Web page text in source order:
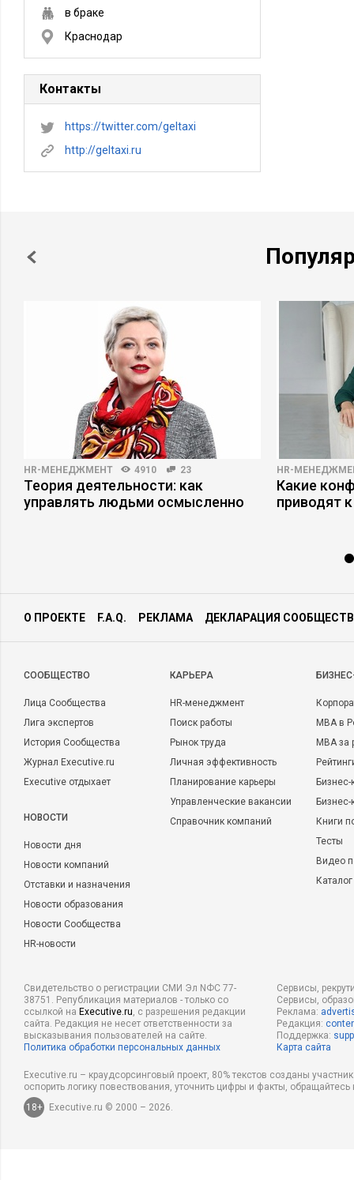
в браке
Краснодар
Контакты
https://twitter.com/geltaxi
http://geltaxi.ru
HR-МЕНЕДЖМЕНТ 4910 23
Теория деятельности: как
управлять людьми осмысленно
HR-
Какие
приводят
О ПРОЕКТЕ F.A.Q. РЕКЛАМА ДЕКЛАРАЦИЯ
CООБЩЕСТВО
Лица Сообщества
Лига экспертов
История Сообщества
Журнал Executive.ru
Executive отдыхает
НОВОСТИ
Новости дня
Новости компаний
Отставки и назначения
Новости образования
Новости Сообщества
HR-новости
КАРЬЕРА
HR-менеджмент
Поиск работы
Рынок труда
Личная эффективность
Планирование карьеры
Управленческие вакансии
Справочник компаний
MBA в
MBA
Бизнес-
Книги
Тесты
Видео
Свидетельство о регистрации СМИ Эл NФС 77-
38751. Републикация материалов - только со
ссылкой на Executive.ru, с разрешения редакции
сайта. Редакция не несет ответственности за
высказывания пользователей на сайте.
Политика обработки персональных данных
Сервисы,
Сервисы,
Реклама:
Редакция:
Поддержка:
Карта сайта
Executive.ru – краудсорсинговый проект, 80% текстов созданы
оспорить логику повествования, уточнить цифры и факты,
18+
Executive.ru © 2000 – 2026.